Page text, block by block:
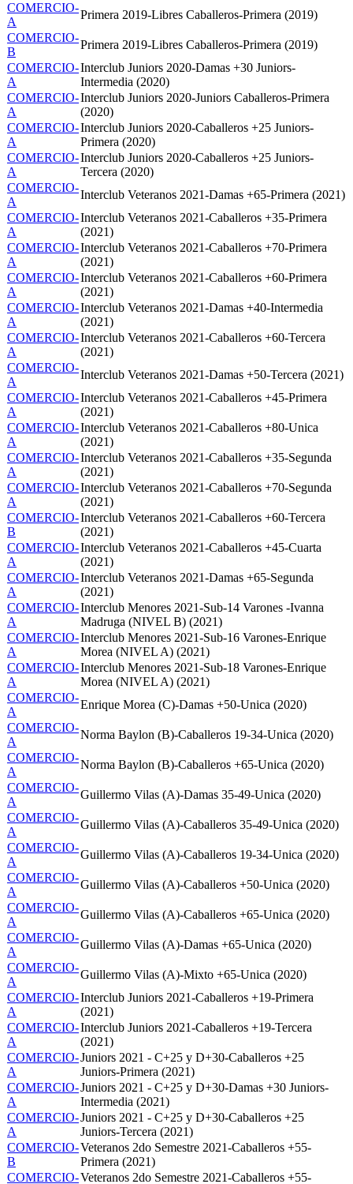
COMERCIO-
A
Primera 2019-Libres Caballeros-Primera (2019)
COMERCIO-
B
Primera 2019-Libres Caballeros-Primera (2019)
COMERCIO-
A
Interclub Juniors 2020-Damas +30 Juniors-
Intermedia (2020)
COMERCIO-
A
Interclub Juniors 2020-Juniors Caballeros-Primera
(2020)
COMERCIO-
A
Interclub Juniors 2020-Caballeros +25 Juniors-
Primera (2020)
COMERCIO-
A
Interclub Juniors 2020-Caballeros +25 Juniors-
Tercera (2020)
COMERCIO-
A
Interclub Veteranos 2021-Damas +65-Primera (2021)
COMERCIO-
A
Interclub Veteranos 2021-Caballeros +35-Primera
(2021)
COMERCIO-
A
Interclub Veteranos 2021-Caballeros +70-Primera
(2021)
COMERCIO-
A
Interclub Veteranos 2021-Caballeros +60-Primera
(2021)
COMERCIO-
A
Interclub Veteranos 2021-Damas +40-Intermedia
(2021)
COMERCIO-
A
Interclub Veteranos 2021-Caballeros +60-Tercera
(2021)
COMERCIO-
A
Interclub Veteranos 2021-Damas +50-Tercera (2021)
COMERCIO-
A
Interclub Veteranos 2021-Caballeros +45-Primera
(2021)
COMERCIO-
A
Interclub Veteranos 2021-Caballeros +80-Unica
(2021)
COMERCIO-
A
Interclub Veteranos 2021-Caballeros +35-Segunda
(2021)
COMERCIO-
A
Interclub Veteranos 2021-Caballeros +70-Segunda
(2021)
COMERCIO-
B
Interclub Veteranos 2021-Caballeros +60-Tercera
(2021)
COMERCIO-
A
Interclub Veteranos 2021-Caballeros +45-Cuarta
(2021)
COMERCIO-
A
Interclub Veteranos 2021-Damas +65-Segunda
(2021)
COMERCIO-
A
Interclub Menores 2021-Sub-14 Varones -Ivanna
Madruga (NIVEL B) (2021)
COMERCIO-
A
Interclub Menores 2021-Sub-16 Varones-Enrique
Morea (NIVEL A) (2021)
COMERCIO-
A
Interclub Menores 2021-Sub-18 Varones-Enrique
Morea (NIVEL A) (2021)
COMERCIO-
A
Enrique Morea (C)-Damas +50-Unica (2020)
COMERCIO-
A
Norma Baylon (B)-Caballeros 19-34-Unica (2020)
COMERCIO-
A
Norma Baylon (B)-Caballeros +65-Unica (2020)
COMERCIO-
A
Guillermo Vilas (A)-Damas 35-49-Unica (2020)
COMERCIO-
A
Guillermo Vilas (A)-Caballeros 35-49-Unica (2020)
COMERCIO-
A
Guillermo Vilas (A)-Caballeros 19-34-Unica (2020)
COMERCIO-
A
Guillermo Vilas (A)-Caballeros +50-Unica (2020)
COMERCIO-
A
Guillermo Vilas (A)-Caballeros +65-Unica (2020)
COMERCIO-
A
Guillermo Vilas (A)-Damas +65-Unica (2020)
COMERCIO-
A
Guillermo Vilas (A)-Mixto +65-Unica (2020)
COMERCIO-
A
Interclub Juniors 2021-Caballeros +19-Primera
(2021)
COMERCIO-
A
Interclub Juniors 2021-Caballeros +19-Tercera
(2021)
COMERCIO-
A
Juniors 2021 - C+25 y D+30-Caballeros +25
Juniors-Primera (2021)
COMERCIO-
A
Juniors 2021 - C+25 y D+30-Damas +30 Juniors-
Intermedia (2021)
COMERCIO-
A
Juniors 2021 - C+25 y D+30-Caballeros +25
Juniors-Tercera (2021)
COMERCIO-
B
Veteranos 2do Semestre 2021-Caballeros +55-
Primera (2021)
COMERCIO-Veteranos 2do Semestre 2021-Caballeros +55-